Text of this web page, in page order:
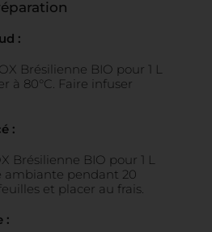
:
Brésilienne BIO pour 1 L
à 80°C. Faire infuser
:
Brésilienne BIO pour 1 L
ambiante pendant 20
et placer au frais.
: